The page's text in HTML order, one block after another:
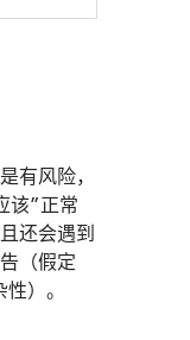
有风险，
该”正常
还会遇到
（假定
）。